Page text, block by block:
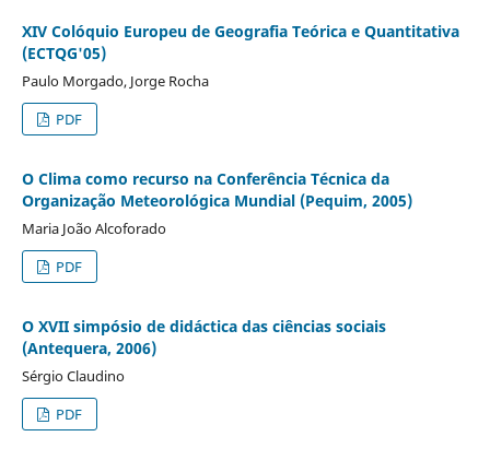
XIV Colóquio Europeu de Geografia Teórica e Quantitativa
(ECTQG'05)
Paulo Morgado, Jorge Rocha
PDF
O Clima como recurso na Conferência Técnica da
Organização Meteorológica Mundial (Pequim, 2005)
Maria João Alcoforado
PDF
O XVII simpósio de didáctica das ciências sociais
(Antequera, 2006)
Sérgio Claudino
PDF